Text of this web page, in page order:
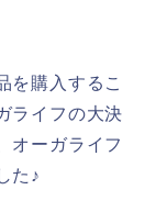
を購入するこ
ライフの大決
オーガライフ
た♪